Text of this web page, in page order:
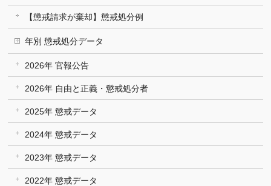
【懲戒請求が棄却】懲戒処分例
年別 懲戒処分データ
2026年 官報公告
2026年 自由と正義・懲戒処分者
2025年 懲戒データ
2024年 懲戒データ
2023年 懲戒データ
2022年 懲戒データ